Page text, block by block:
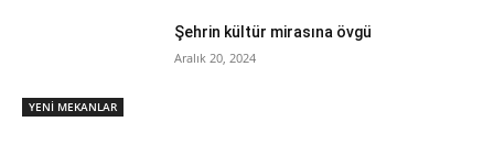
YENİ MEKANLAR
Şehrin kültür mirasına övgü
Aralık 20, 2024